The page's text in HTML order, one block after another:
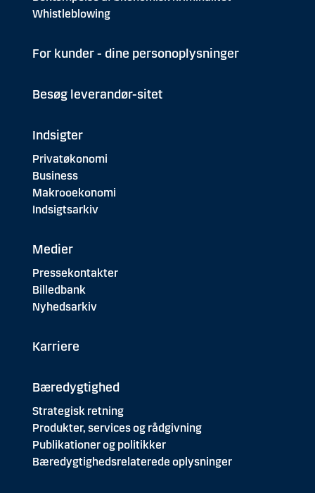
Whistleblowing
For kunder - dine personoplysninger
Besøg leverandør-sitet
Indsigter
Privatøkonomi
Business
Makrooekonomi
Indsigtsarkiv
Medier
Pressekontakter
Billedbank
Nyhedsarkiv
Karriere
Bæredygtighed
Strategisk retning
Produkter, services og rådgivning
Publikationer og politikker
Bæredygtighedsrelaterede oplysninger